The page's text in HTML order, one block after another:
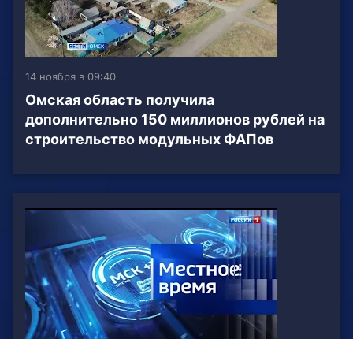
14 ноября в 09:40
Омская область получила
дополнительно 150 миллионов рублей на
строительство модульных ФАПов